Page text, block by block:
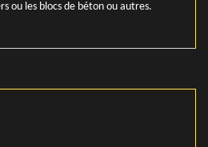
ou les blocs de béton ou autres.